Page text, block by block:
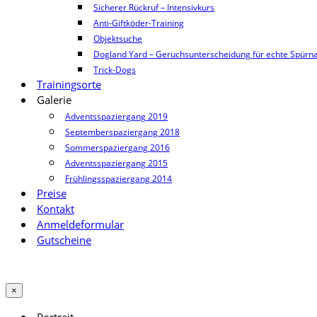
Sicherer Rückruf – Intensivkurs
Anti-Giftköder-Training
Objektsuche
Dogland Yard – Geruchsunterscheidung für echte
Trick-Dogs
Trainingsorte
Galerie
Adventsspaziergang 2019
Septemberspaziergang 2018
Sommerspaziergang 2016
Adventsspaziergang 2015
Frühlingsspaziergang 2014
Preise
Kontakt
Anmeldeformular
Gutscheine
×